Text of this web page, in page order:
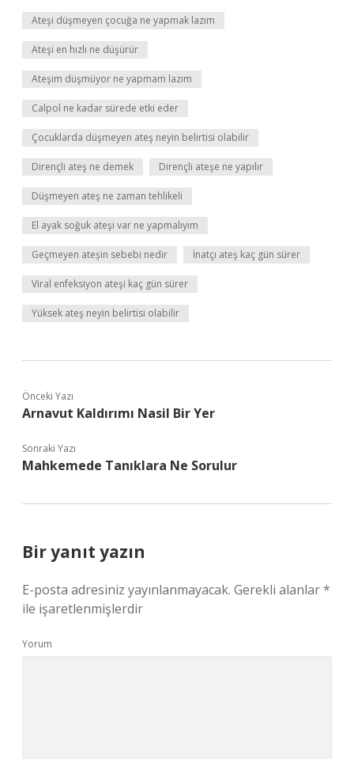
Ateşi düşmeyen çocuğa ne yapmak lazım
Ateşi en hızlı ne düşürür
Ateşim düşmüyor ne yapmam lazım
Calpol ne kadar sürede etki eder
Çocuklarda düşmeyen ateş neyin belirtisi olabilir
Dirençli ateş ne demek Dirençli ateşe ne yapılır
Düşmeyen ateş ne zaman tehlikeli
El ayak soğuk ateşi var ne yapmalıyım
Geçmeyen ateşin sebebi nedir İnatçı ateş kaç gün sürer
Viral enfeksiyon ateşi kaç gün sürer
Yüksek ateş neyin belirtisi olabilir
Önceki Yazı
Arnavut Kaldırımı Nasil Bir Yer
Sonraki Yazı
Mahkemede Tanıklara Ne Sorulur
Bir yanıt yazın
E-posta adresiniz yayınlanmayacak. Gerekli alanlar*
ile işaretlenmişlerdir
Yorum